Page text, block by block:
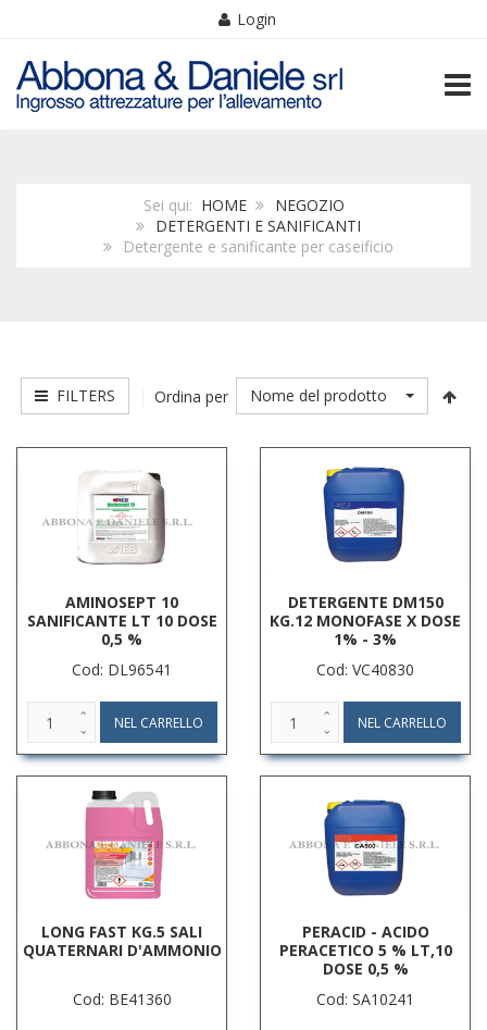
Login
Sei qui: HOME
NEGOZIO
DETERGENTI E SANIFICANTI
Detergente e sanificante per caseificio
FILTERS Ordina per Nome del prodotto
AMINOSEPT 10
SANIFICANTE LT 10 DOSE
0,5 %
Cod: DL96541
DETERGENTE DM150
KG.12 MONOFASE X DOSE
1% - 3%
Cod: VC40830
LONG FAST KG.5 SALI
QUATERNARI D'AMMONIO
Cod: BE41360
PERACID - ACIDO
PERACETICO 5 % LT,10
DOSE 0,5 %
Cod: SA10241